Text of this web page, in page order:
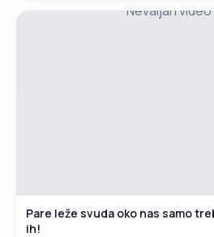
Nevaljan video
Pare leže svuda oko nas samo
ih!